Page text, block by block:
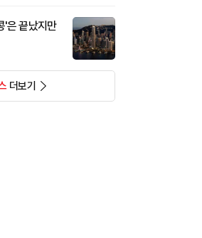
'은 끝났지만
더보기